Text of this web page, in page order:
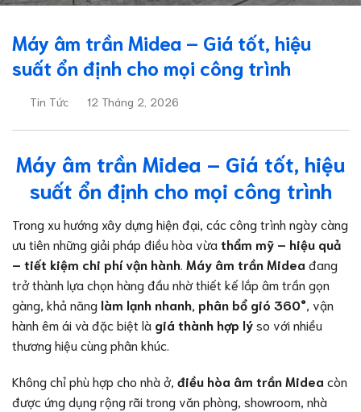
Máy âm trần Midea – Giá tốt, hiệu
suất ổn định cho mọi công trình
Tin Tức 12 Tháng 2, 2026
Máy âm trần Midea – Giá tốt, hiệu
suất ổn định cho mọi công trình
Trong xu hướng xây dựng hiện đại, các công trình ngày càng
ưu tiên những giải pháp điều hòa vừa thẩm mỹ – hiệu quả
– tiết kiệm chi phí vận hành Máy âm trần Midea đang
trở thành lựa chọn hàng đầu nhờ thiết kế lắp âm trần gọn
gàng, khả năng làm lạnh nhanh, phân bổ gió 360° , vận
hành êm ái và đặc biệt là giá thành hợp lýso với nhiều
thương hiệu cùng phân khúc.
Không chỉ phù hợp cho nhà ở, điều hòa âm trần Midea còn
được ứng dụng rộng rãi trong văn phòng, showroom, nhà